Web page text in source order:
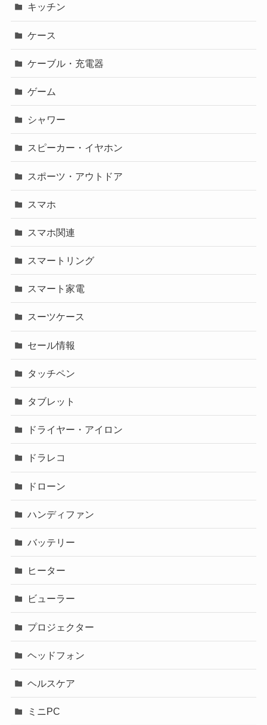
キッチン
ケース
ケーブル・充電器
ゲーム
シャワー
スピーカー・イヤホン
スポーツ・アウトドア
スマホ
スマホ関連
スマートリング
スマート家電
スーツケース
セール情報
タッチペン
タブレット
ドライヤー・アイロン
ドラレコ
ドローン
ハンディファン
バッテリー
ヒーター
ビューラー
プロジェクター
ヘッドフォン
ヘルスケア
ミニPC